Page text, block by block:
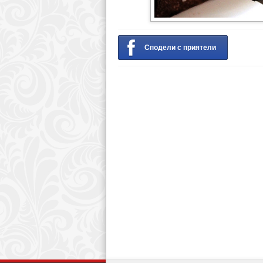
Сподели с приятели